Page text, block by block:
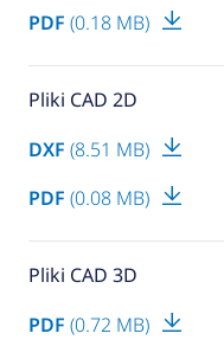
PDF (0.18 MB)
Pliki CAD 2D
DXF (8.51 MB)
PDF (0.08 MB)
Pliki CAD 3D
PDF (0.72 MB)